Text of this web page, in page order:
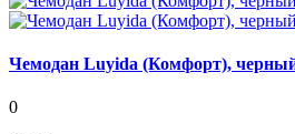
Чемодан Luyida (Комфорт),
0